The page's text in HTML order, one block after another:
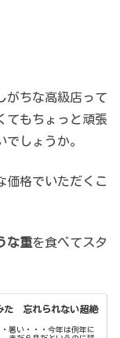
がちな高級店って
てもちょっと頑張
しょうか。
価格でいただくこ
な重を食べてスタ
た 忘れられない超絶
暑い・・・今年は例年に